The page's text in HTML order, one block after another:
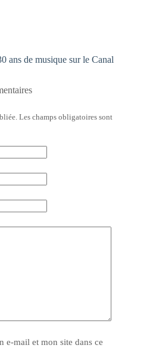
ans de musique sur le Canal
Les champs obligatoires sont
e-mail et mon site dans ce